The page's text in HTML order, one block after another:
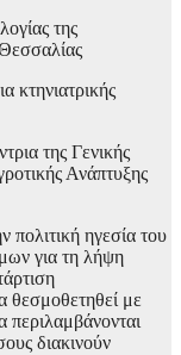
της
κτηνιατρικής
της Γενικής
Ανάπτυξης
πολιτική ηγεσία του
για τη λήψη
θεσμοθετηθεί με
περιλαμβάνονται
διακινούν